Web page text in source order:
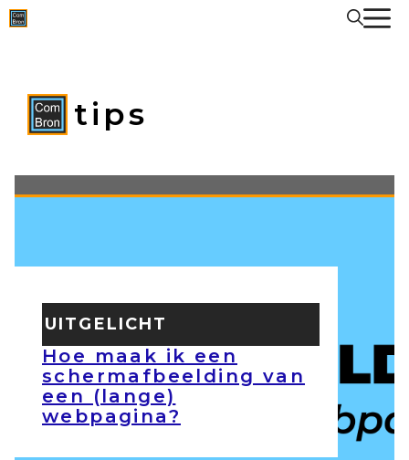
Spring
naar
tips
UITGELICHT
Hoe maak ik een
schermafbeelding van
een (lange)
webpagina?